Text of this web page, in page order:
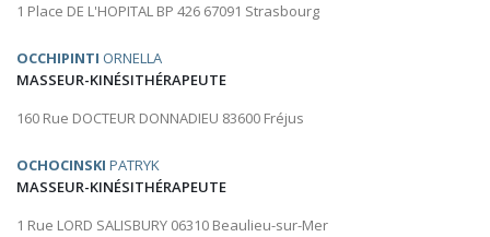
1 Place DE L'HOPITAL BP 426 67091 Strasbourg
OCCHIPINTI ORNELLA
MASSEUR-KINÉSITHÉRAPEUTE
160 Rue DOCTEUR DONNADIEU 83600 Fréjus
OCHOCINSKI PATRYK
MASSEUR-KINÉSITHÉRAPEUTE
1 Rue LORD SALISBURY 06310 Beaulieu-sur-Mer